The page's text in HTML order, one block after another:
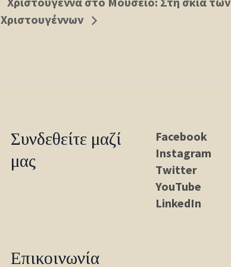
Χριστουγέννων
Συνδεθείτε μαζί
μας
Facebook
Instagram
Twitter
YouTube
LinkedIn
Επικοινωνία